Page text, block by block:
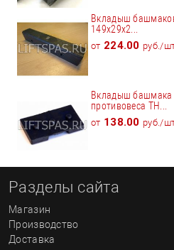
Вкладыш
149x29x2...
от 224.00 руб./
Вкладыш
противовеса TH...
от 138.00 руб./
Разделы сайта
Магазин
Производство
Доставка